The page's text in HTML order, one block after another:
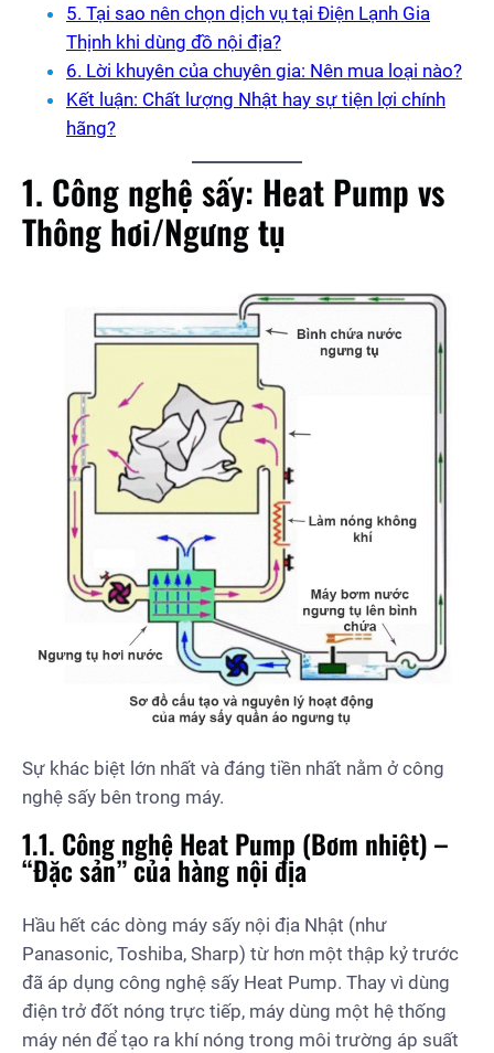
5. Tại sao nên chọn dịch vụ tại Điện Lạnh Gia
Thịnh khi dùng đồ nội địa?
6. Lời khuyên của chuyên gia: Nên mua loại nào?
Kết luận: Chất lượng Nhật hay sự tiện lợi chính
hãng?
1. Công nghệ sấy: Heat Pump vs
Thông hơi/Ngưng tụ
Sự khác biệt lớn nhất và đáng tiền nhất nằm ở công
nghệ sấy bên trong máy.
1.1. Công nghệ Heat Pump (Bơm nhiệt) –
“Đặc sản” của hàng nội địa
Hầu hết các dòng máy sấy nội địa Nhật (như
Panasonic, Toshiba, Sharp) từ hơn một thập kỷ trước
đã áp dụng công nghệ sấy Heat Pump. Thay vì dùng
điện trở đốt nóng trực tiếp, máy dùng một hệ thống
máy nén để tạo ra khí nóng trong môi trường áp suất